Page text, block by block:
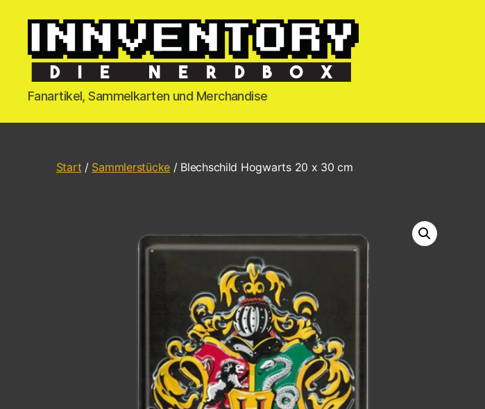
Fanartikel, Sammelkarten und Merchandise
Start / Sammlerstücke/ Blechschild Hogwarts 20 x 30 cm